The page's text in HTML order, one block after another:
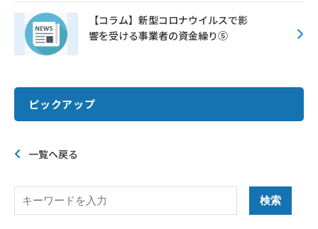
【コラム】新型コロナウイルスで影
響を受ける事業者の資金繰り⑤
ピックアップ
一覧へ戻る